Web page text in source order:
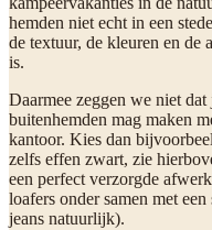
hemden niet echt in een
de textuur, de kleuren en
is.
Daarmee zeggen we niet
buitenhemden mag maken
kantoor. Kies dan
zelfs effen zwart, zie
een perfect verzorgde
loafers onder samen met
jeans natuurlijk).